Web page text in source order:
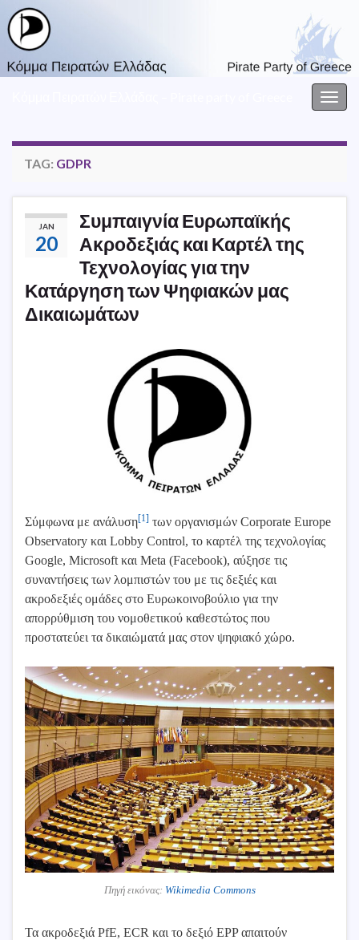
TAG: GDPR
JAN
20
Συμπαιγνία Ευρωπαϊκής
Ακροδεξιάς και Καρτέλ της
Τεχνολογίας για την
Κατάργηση των Ψηφιακών μας
Δικαιωμάτων
Σύμφωνα με ανάλυση[1] των οργανισμών Corporate Europe
Observatory και Lobby Control, το καρτέλ της τεχνολογίας
Google, Microsoft και Meta (Facebook), αύξησε τις
συναντήσεις των λομπιστών του με τις δεξιές και
ακροδεξιές ομάδες στο Ευρωκοινοβούλιο για την
απορρύθμιση του νομοθετικού καθεστώτος που
προστατεύει τα δικαιώματά μας στον ψηφιακό χώρο.
Πηγή εικόνας: Wikimedia Commons
Τα ακροδεξιά PfE, ECR και το δεξιό EPP απαιτούν